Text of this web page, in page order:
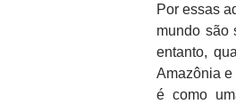
Por essas
mundo são
entanto,
Amazônia e
é como